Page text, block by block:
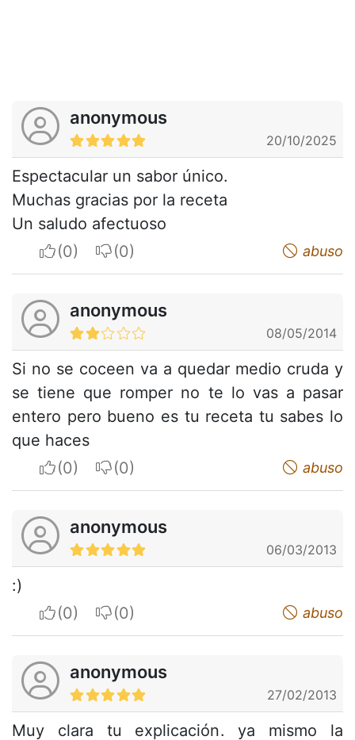
anonymous
20/10/2025
Espectacular un sabor único.
Muchas gracias por la receta
Un saludo afectuoso
I apreciateI do not appreciate abuso
anonymous
08/05/2014
Si no se coceen va a quedar medio cruda y
se tiene que romper no te lo vas a pasar
entero pero bueno es tu receta tu sabes lo
que haces
I apreciateI do not appreciate abuso
anonymous
06/03/2013
:)
I apreciateI do not appreciate abuso
anonymous
27/02/2013
Muy clara tu explicación. ya mismo la